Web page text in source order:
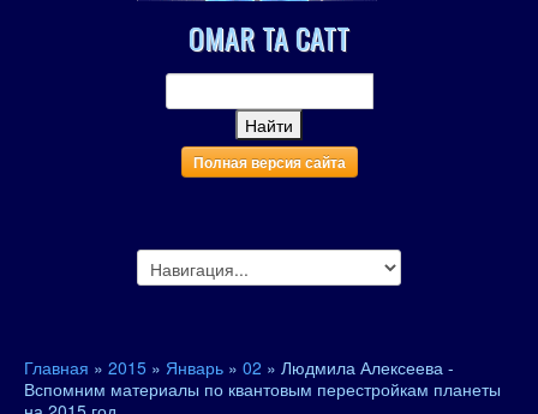
OMAR TA CATT
Полная версия сайта
Главная » 2015 » Январь » 02 » Людмила Алексеева -
Вспомним материалы по квантовым перестройкам планеты